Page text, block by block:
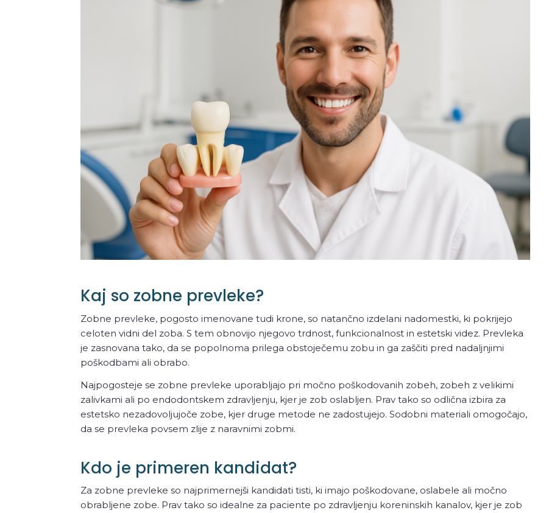
Kaj so zobne prevleke?
Zobne prevleke, pogosto imenovane tudi krone, so natančno izdelani nadomestki, ki pokrijejo
celoten vidni del zoba. S tem obnovijo njegovo trdnost, funkcionalnost in estetski videz. Prevleka
je zasnovana tako, da se popolnoma prilega obstoječemu zobu in ga zaščiti pred nadaljnjimi
poškodbami ali obrabo.
Najpogosteje se zobne prevleke uporabljajo pri močno poškodovanih zobeh, zobeh z velikimi
zalivkami ali po endodontskem zdravljenju, kjer je zob oslabljen. Prav tako so odlična izbira za
estetsko nezadovoljujoče zobe, kjer druge metode ne zadostujejo. Sodobni materiali omogočajo,
da se prevleka povsem zlije z naravnimi zobmi.
Kdo je primeren kandidat?
Za zobne prevleke so najprimernejši kandidati tisti, ki imajo poškodovane, oslabele ali močno
obrabljene zobe. Prav tako so idealne za paciente po zdravljenju koreninskih kanalov, kjer je zob